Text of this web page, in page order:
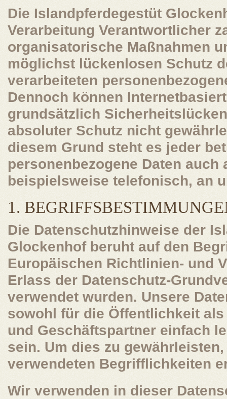
Die Islandpferdegestüt
Verarbeitung Verantwortlicher
organisatorische Maßnahmen
möglichst lückenlosen Schutz
verarbeiteten
Dennoch können
grundsätzlich
absoluter Schutz nicht
diesem Grund steht es jeder
personenbezogene Daten auch
beispielsweise telefonisch, an
1.
Die Datenschutzhinweise der
Glockenhof beruht auf den
Europäischen Richtlinien- und
Erlass der Datenschutz-
verwendet wurden. Unsere
sowohl für die Öffentlichkeit
und Geschäftspartner einfach
sein. Um dies zu
verwendeten Begrifflichkeiten
Wir verwenden in dieser